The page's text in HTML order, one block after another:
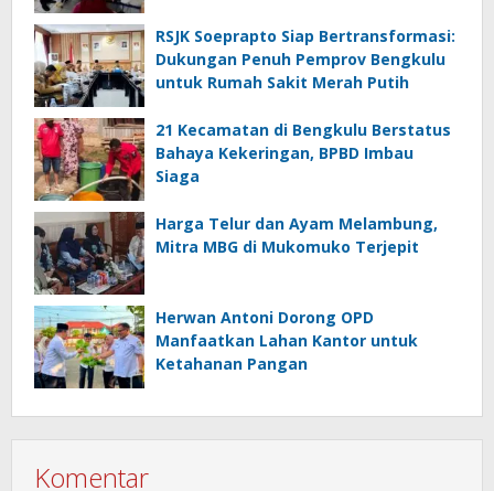
RSJK Soeprapto Siap Bertransformasi:
Dukungan Penuh Pemprov Bengkulu
untuk Rumah Sakit Merah Putih
21 Kecamatan di Bengkulu Berstatus
Bahaya Kekeringan, BPBD Imbau
Siaga
Harga Telur dan Ayam Melambung,
Mitra MBG di Mukomuko Terjepit
Herwan Antoni Dorong OPD
Manfaatkan Lahan Kantor untuk
Ketahanan Pangan
Komentar